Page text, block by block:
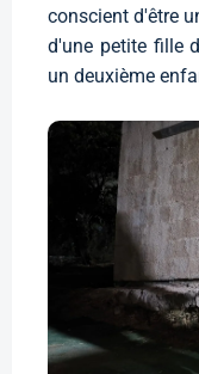
conscient d'être
d'une petite fille
un deuxième